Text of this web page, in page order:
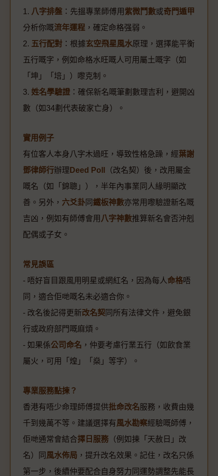
1. 八字排盤 ：先搵專業師傅用 紫微鬥數或奇門遁甲
分析你嘅流年運程 ，確定命格强弱。
2. 五行配對 ：根據玄空飛星風水原理，選擇能平衡
五行嘅字，例如命格水旺嘅人可用屬土嘅字（如
「坤」「培」）嚟克制。
3. 姓名學驗證 ：確保新名嘅筆劃數理吉利，避開凶
數（如34劃代表破家亡身）。
實用例子
有位客人本身八字木過旺，導致性格急躁，經葉謝
鄧律師行辦理 Deed Poll
（改名契）後，改用屬金
嘅名（如「錦聰」），半年內事業同人緣明顯改
善。另外， 六爻卦 同 鐵板神數亦常用嚟驗證新名嘅
吉凶，例如有師傅會用 八字神數推算新名會否沖剋
配偶或子女。
常見誤區
- 唔好盲目跟風用明星或網紅名，因為每人 命格唔
同，適合佢哋嘅名未必適合你。
- 改名後記得更新改名契 同所有法律文件，避免銀
行或政府部門嘅麻煩。
- 如果係公司命名 ，仲要考慮行業五行（如飲食業
屬火，可用「煌」「燊」等字）。
專業服務點揀？
香港有唔少命理師傅提供批命改名服務，收費由幾
千到幾萬不等。建議選擇有風水勘察經驗嘅師傅，
佢哋通常會結合擇日服務 （例如揀「天赦日」改
名）同 風水佈局 ，提升改名效果。記住，改名只係
第一步，後續仲要配合自身努力同運勢調整先能長